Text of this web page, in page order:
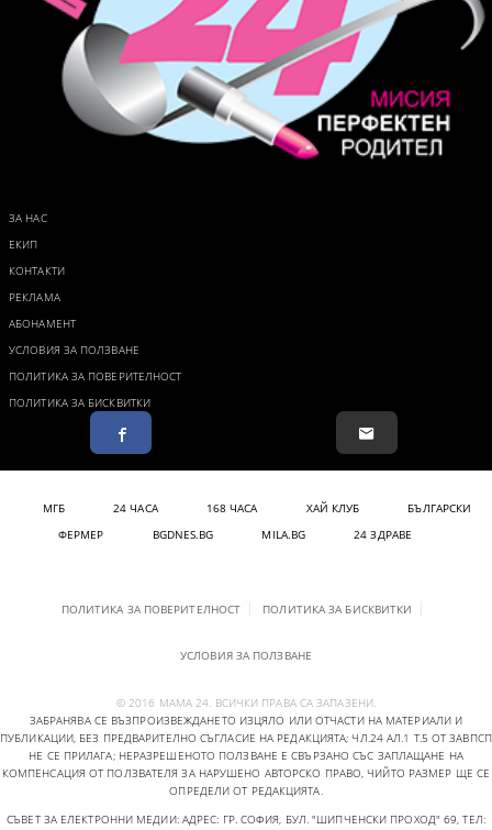
ЗА НАС
ЕКИП
КОНТАКТИ
РЕКЛАМА
АБОНАМЕНТ
УСЛОВИЯ ЗА ПОЛЗВАНЕ
ПОЛИТИКА ЗА ПОВЕРИТЕЛНОСТ
ПОЛИТИКА ЗА БИСКВИТКИ
МГБ 24 ЧАСА 168 ЧАСА ХАЙ КЛУБ
БЪЛГАРСКИ
ФЕРМЕР
BGDNES.BG MILA.BG 24 ЗДРАВЕ
ПОЛИТИКА ЗА ПОВЕРИТЕЛНОСТ ПОЛИТИКА ЗА БИСКВИТКИ
УСЛОВИЯ ЗА ПОЛЗВАНЕ
© 2016 МАМА 24. ВСИЧКИ ПРАВА СА ЗАПАЗЕНИ.
ЗАБРАНЯВА СЕ ВЪЗПРОИЗВЕЖДАНЕТО ИЗЦЯЛО ИЛИ ОТЧАСТИ НА МАТЕРИАЛИ И
ПУБЛИКАЦИИ, БЕЗ ПРЕДВАРИТЕЛНО СЪГЛАСИЕ НА РЕДАКЦИЯТА; ЧЛ.24 АЛ.1 Т.5 ОТ ЗАВПСП
НЕ СЕ ПРИЛАГА; НЕРАЗРЕШЕНОТО ПОЛЗВАНЕ Е СВЪРЗАНО СЪС ЗАПЛАЩАНЕ НА
КОМПЕНСАЦИЯ ОТ ПОЛЗВАТЕЛЯ ЗА НАРУШЕНО АВТОРСКО ПРАВО, ЧИЙТО РАЗМЕР ЩЕ СЕ
ОПРЕДЕЛИ ОТ РЕДАКЦИЯТА.
СЪВЕТ ЗА ЕЛЕКТРОННИ МЕДИИ: АДРЕС: ГР. СОФИЯ, БУЛ. "ШИПЧЕНСКИ ПРОХОД" 69, ТЕЛ: